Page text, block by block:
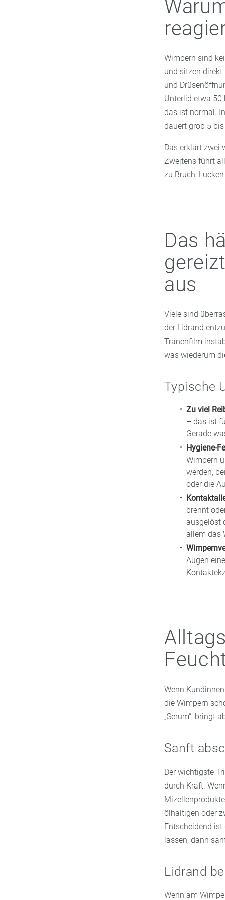
Wimpern sind
und sitzen direkt
und
Unterlid etwa 50
das ist normal.
dauert grob 5
Das erklärt zwei
Zweitens führt
zu Bruch,
Das
aus
Viele sind
der Lidrand
Tränenfilm
was wiederum
Typische
Zu viel
– das ist
Gerade
Hygiene-
Wimpern
werden,
oder die
brennt
ausgelöst
allem das
Augen
Wenn
die Wimpern
„Serum“, bringt
Sanft
Der wichtigste
durch Kraft.
ölhaltigen oder
Entscheidend ist
lassen, dann
Lidrand
Wenn am